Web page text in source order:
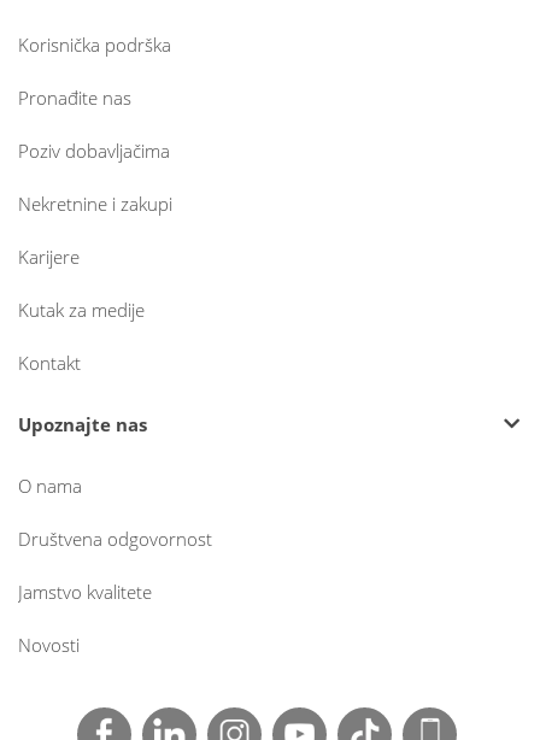
Korisnička podrška
Pronađite nas
Poziv dobavljačima
Nekretnine i zakupi
Karijere
Kutak za medije
Kontakt
Upoznajte nas
O nama
Društvena odgovornost
Jamstvo kvalitete
Novosti